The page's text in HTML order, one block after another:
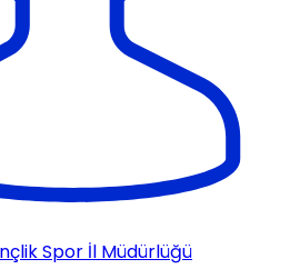
Spor İl Müdürlüğü